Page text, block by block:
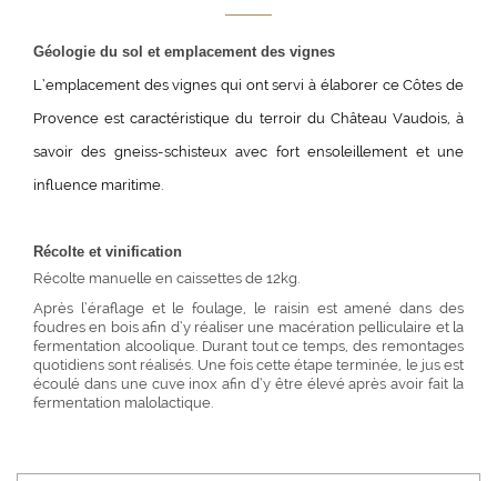
Géologie du sol et emplacement des vignes
L’emplacement des vignes qui ont servi à élaborer ce Côtes de
Provence est caractéristique du terroir du Château Vaudois, à
savoir des gneiss-schisteux avec fort ensoleillement et une
influence maritime.
Récolte et vinification
Récolte manuelle en caissettes de 12kg.
Après l’éraflage et le foulage, le raisin est amené dans des
foudres en bois afin d’y réaliser une macération pelliculaire et la
fermentation alcoolique. Durant tout ce temps, des remontages
quotidiens sont réalisés. Une fois cette étape terminée, le jus est
écoulé dans une cuve inox afin d’y être élevé après avoir fait la
fermentation malolactique.